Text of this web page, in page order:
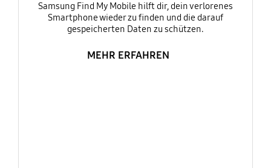
Samsung Find My Mobile hilft dir, dein verlorenes
Smartphone wieder zu finden und die darauf
gespeicherten Daten zu schützen.
MEHR ERFAHREN